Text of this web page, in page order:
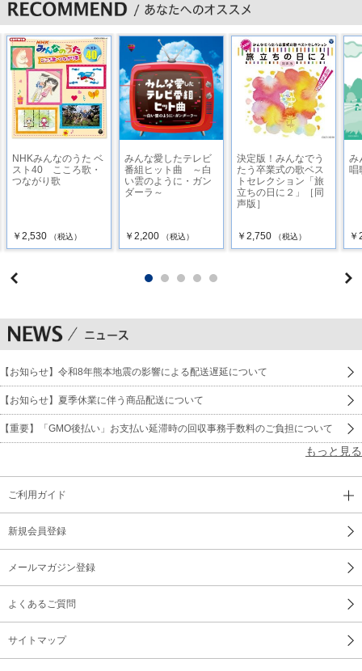
NHKみんなのうた ベ
スト40 こころ歌・
つながり歌
￥2,530 （税込）
みんな愛したテレビ
番組ヒット曲 ～白
い雲のように・ガン
ダーラ～
￥2,200 （税込）
決定版！みんなでう
たう卒業式の歌ベス
トセレクション「旅
立ちの日に２」［同
声版］
￥2,750 （税込）
み
唱
【お知らせ】令和8年熊本地震の影響による配送遅延について
【お知らせ】夏季休業に伴う商品配送について
【重要】「GMO後払い」お支払い延滞時の回収事務手数料のご負担について
もっと見る
ご利用ガイド
新規会員登録
メールマガジン登録
よくあるご質問
サイトマップ